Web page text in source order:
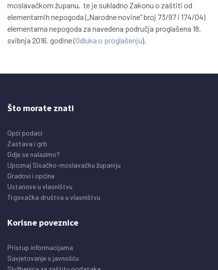
moslavačkom županu, te je sukladno Zakonu o zaštiti od
elementarnih nepogoda („Narodne novine“ broj 73/97 i 174/04)
elementarna nepogoda za navedena područja proglašena 18.
svibnja 2016. godine (Odluka o proglašenju).
Što morate znati
Opći podaci
Zastava i grb
Gdje se nalazimo?
Upoznaj Sisačko-moslavačku županiju
Gradovi i općine
Ustanove u vlasništvu
Trgovačka društva u vlasništvu
Korisne poveznice
Pristup informacijama
Savjetovanje s javnošću